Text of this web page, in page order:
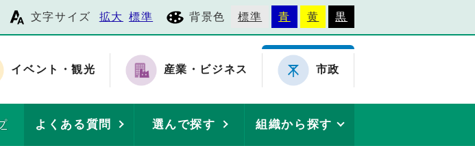
文字サイズ 拡大 標準 背景色 標準 青 黄 黒
イベント・観光 産業・ビジネス 市政
よくある質問 選んで探す 組織から探す